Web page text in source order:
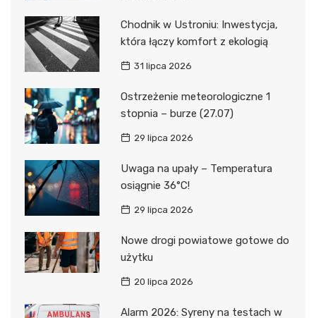
Chodnik w Ustroniu: Inwestycja,
która łączy komfort z ekologią
31 lipca 2026
Ostrzeżenie meteorologiczne 1
stopnia – burze (27.07)
29 lipca 2026
Uwaga na upały – Temperatura
osiągnie 36°C!
29 lipca 2026
Nowe drogi powiatowe gotowe do
użytku
20 lipca 2026
Alarm 2026: Syreny na testach w